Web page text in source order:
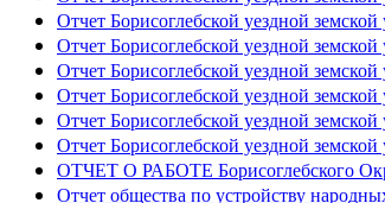
Отчет Борисоглебской уездной
Отчет Борисоглебской уездной
Отчет Борисоглебской уездной
Отчет Борисоглебской уездной
Отчет Борисоглебской уездной
Отчет Борисоглебской уездной
ОТЧЕТ О РАБОТЕ Борисоглебского
Отчет общества по устройству